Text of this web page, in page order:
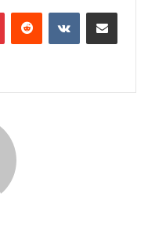
PinterestReddit VKontakteE-Posta ile paylaş